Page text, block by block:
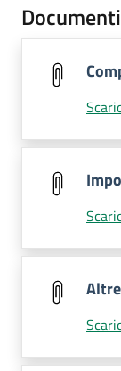
Documenti